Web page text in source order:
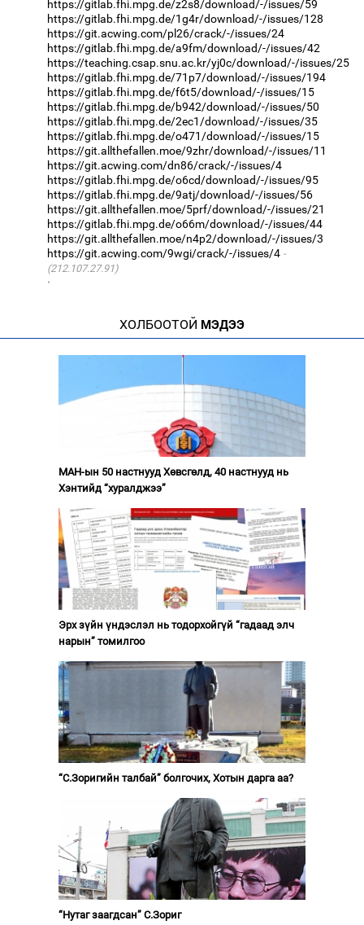
https://gitlab.fhi.mpg.de/z2s8/download/-/issues/59
https://gitlab.fhi.mpg.de/1g4r/download/-/issues/128
https://git.acwing.com/pl26/crack/-/issues/24
https://gitlab.fhi.mpg.de/a9fm/download/-/issues/42
https://teaching.csap.snu.ac.kr/yj0c/download/-/issues/25
https://gitlab.fhi.mpg.de/71p7/download/-/issues/194
https://gitlab.fhi.mpg.de/f6t5/download/-/issues/15
https://gitlab.fhi.mpg.de/b942/download/-/issues/50
https://gitlab.fhi.mpg.de/2ec1/download/-/issues/35
https://gitlab.fhi.mpg.de/o471/download/-/issues/15
https://git.allthefallen.moe/9zhr/download/-/issues/11
https://git.acwing.com/dn86/crack/-/issues/4
https://gitlab.fhi.mpg.de/o6cd/download/-/issues/95
https://gitlab.fhi.mpg.de/9atj/download/-/issues/56
https://git.allthefallen.moe/5prf/download/-/issues/21
https://gitlab.fhi.mpg.de/o66m/download/-/issues/44
https://git.allthefallen.moe/n4p2/download/-/issues/3
https://git.acwing.com/9wgi/crack/-/issues/4
(212.107.27.91)
·
ХОЛБООТОЙ МЭДЭЭ
МАН-ын 50 настнууд Хөвсгөлд, 40 настнууд нь
Хэнтийд “хуралджээ”
Эрх зүйн үндэслэл нь тодорхойгүй “гадаад элч
нарын” томилгоо
“С.Зоригийн талбай” болгочих, Хотын дарга аа?
“Нутаг заагдсан” С.Зориг